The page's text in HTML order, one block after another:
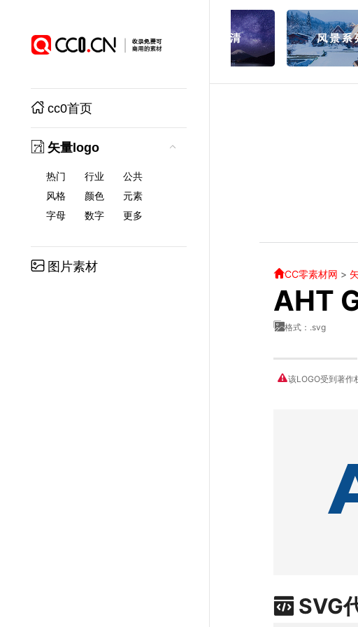
cc0首页
矢量logo
热门 行业
公共
风格
颜色
元素
字母
数字 更多
图片素材
CC零素材网 >
AHT
格式：.svg
该LOGO受到著作
SVG